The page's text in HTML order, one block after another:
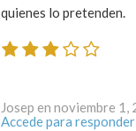
quienes lo pretenden.
Accede para responder